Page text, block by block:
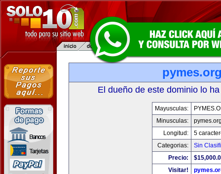
El dueño de este dominio lo
Mayusculas:
Minusculas:
Longitud:
5
Categorias:
Sin
Precio:
Visitar!